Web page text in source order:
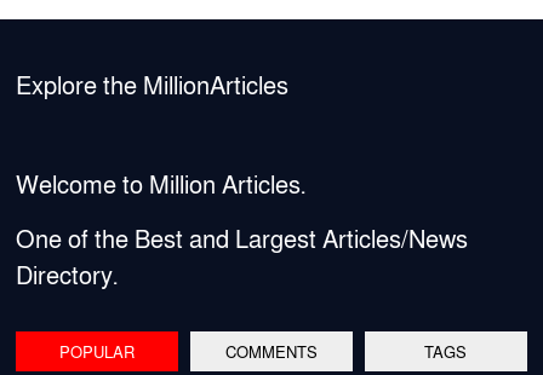
o
বাকি
সব
Explore the MillionArticles
Welcome to Million Articles.
One of the Best and Largest Articles/News
Directory.
POPULAR COMMENTS TAGS